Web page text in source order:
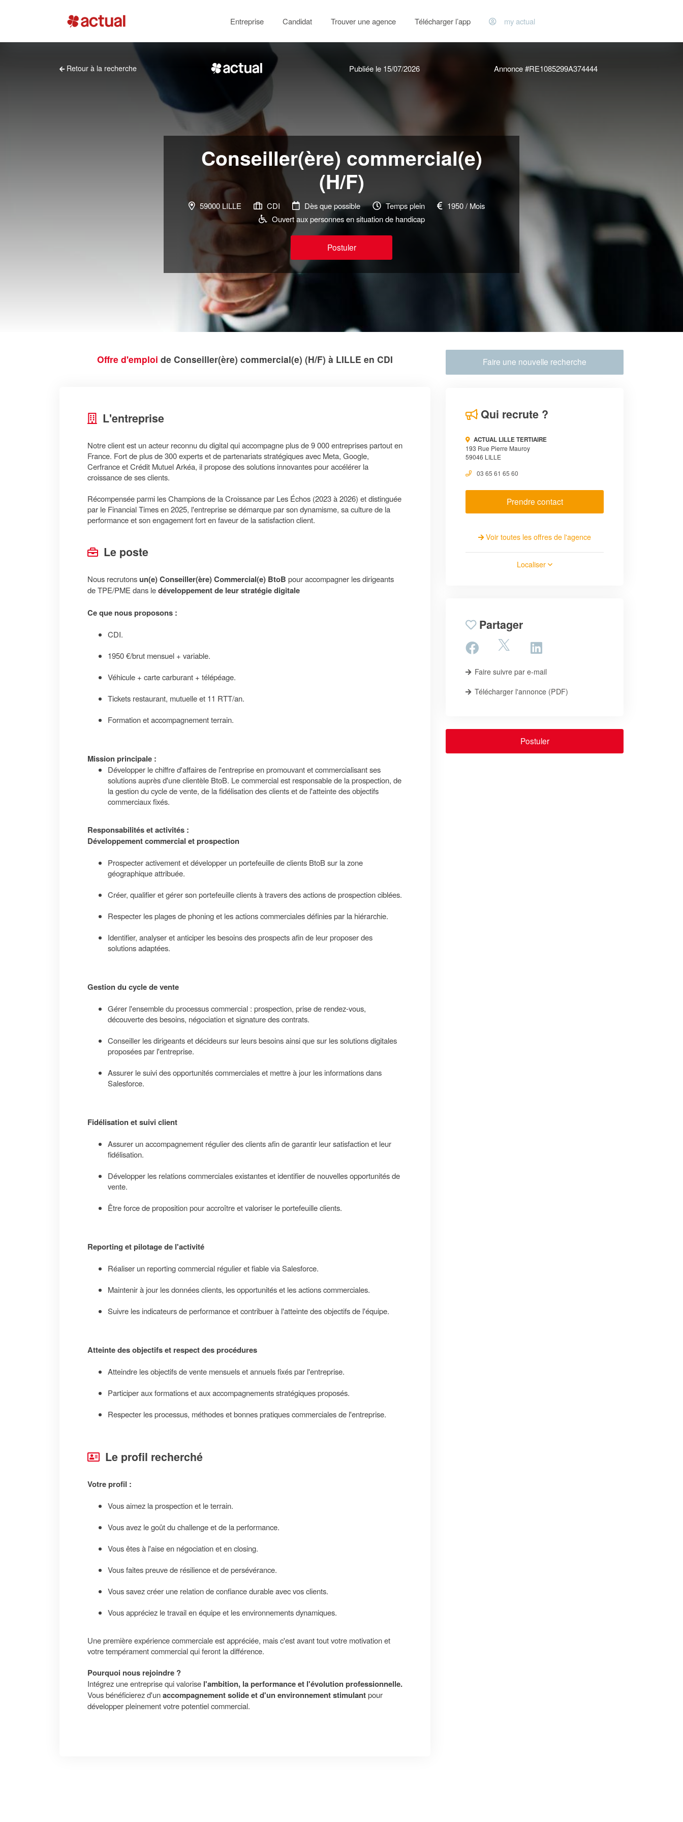
Entreprise Candidat Trouver une agence Télécharger l’app my actual
Retour à la recherche Publiée le 15/07/2026 Annonce #RE1085299A374444
Conseiller(ère) commercial(e)
(H/F)
59000 LILLE CDI Dès que possible Temps plein
1950 / Mois
Ouvert aux personnes en situation de handicap
Postuler
Offre d'emploi de Conseiller(ère) commercial(e) (H/F) à LILLE en CDI
L'entreprise
Notre client est un acteur reconnu du digital qui accompagne plus de 9 000 entreprises partout en
France. Fort de plus de 300 experts et de partenariats stratégiques avec Meta, Google,
Cerfrance et Crédit Mutuel Arkéa, il propose des solutions innovantes pour accélérer la
croissance de ses clients.
Récompensée parmi les Champions de la Croissance par Les Échos (2023 à 2026) et distinguée
par le Financial Times en 2025, l'entreprise se démarque par son dynamisme, sa culture de la
performance et son engagement fort en faveur de la satisfaction client.
Le poste
Nous recrutonsun(e) Conseiller(ère) Commercial(e) BtoB pour accompagner les dirigeants
de TPE/PME dans ledéveloppement de leur stratégie digitale
Ce que nous proposons :
CDI.
1950 €/brut mensuel + variable.
Véhicule + carte carburant + télépéage.
Tickets restaurant, mutuelle et 11 RTT/an.
Formation et accompagnement terrain.
Mission principale :
Développer le chiffre d'affaires de l'entreprise en promouvant et commercialisant ses
solutions auprès d'une clientèle BtoB. Le commercial est responsable de la prospection, de
la gestion du cycle de vente, de la fidélisation des clients et de l'atteinte des objectifs
commerciaux fixés.
Responsabilités et activités :
Développement commercial et prospection
Prospecter activement et développer un portefeuille de clients BtoB sur la zone
géographique attribuée.
Créer, qualifier et gérer son portefeuille clients à travers des actions de prospection ciblées.
Respecter les plages de phoning et les actions commerciales définies par la hiérarchie.
Identifier, analyser et anticiper les besoins des prospects afin de leur proposer des
solutions adaptées.
Gestion du cycle de vente
Gérer l'ensemble du processus commercial : prospection, prise de rendez-vous,
découverte des besoins, négociation et signature des contrats.
Conseiller les dirigeants et décideurs sur leurs besoins ainsi que sur les solutions digitales
proposées par l'entreprise.
Assurer le suivi des opportunités commerciales et mettre à jour les informations dans
Salesforce.
Fidélisation et suivi client
Assurer un accompagnement régulier des clients afin de garantir leur satisfaction et leur
fidélisation.
Développer les relations commerciales existantes et identifier de nouvelles opportunités de
vente.
Être force de proposition pour accroître et valoriser le portefeuille clients.
Reporting et pilotage de l'activité
Réaliser un reporting commercial régulier et fiable via Salesforce.
Maintenir à jour les données clients, les opportunités et les actions commerciales.
Suivre les indicateurs de performance et contribuer à l'atteinte des objectifs de l'équipe.
Atteinte des objectifs et respect des procédures
Atteindre les objectifs de vente mensuels et annuels fixés par l'entreprise.
Participer aux formations et aux accompagnements stratégiques proposés.
Respecter les processus, méthodes et bonnes pratiques commerciales de l'entreprise.
Le profil recherché
Votre profil :
Vous aimez la prospection et le terrain.
Vous avez le goût du challenge et de la performance.
Vous êtes à l'aise en négociation et en closing.
Vous faites preuve de résilience et de persévérance.
Vous savez créer une relation de confiance durable avec vos clients.
Vous appréciez le travail en équipe et les environnements dynamiques.
Une première expérience commerciale est appréciée, mais c'est avant tout votre motivation et
votre tempérament commercial qui feront la différence.
Pourquoi nous rejoindre ?
Intégrez une entreprise qui valorise l'ambition, la performance et l'évolution professionnelle.
Vous bénéficierez d'unaccompagnement solide et d'un environnement stimulantpour
développer pleinement votre potentiel commercial.
Faire une nouvelle recherche
Qui recrute ?
ACTUAL LILLE TERTIAIRE
193 Rue Pierre Mauroy
59046 LILLE
03 65 61 65 60
Prendre contact
Voir toutes les offres de l'agence
Localiser
Partager
Faire suivre par e-mail
Télécharger l'annonce (PDF)
Postuler